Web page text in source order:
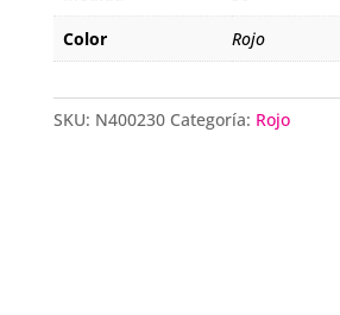
Color
Rojo
SKU: N400230 Categoría: Rojo